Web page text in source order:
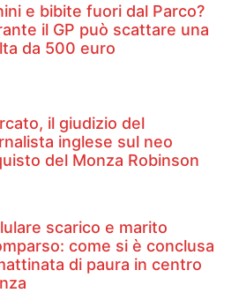
e bibite fuori dal Parco?
il GP può scattare una
da 500 euro
il giudizio del
inglese sul neo
del Monza Robinson
scarico e marito
come si è conclusa
di paura in centro